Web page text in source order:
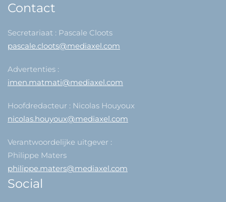
Contact
Secretariaat : Pascale Cloots
pascale.cloots@mediaxel.com
Advertenties :
imen.matmati@mediaxel.com
Hoofdredacteur : Nicolas Houyoux
nicolas.houyoux@mediaxel.com
Verantwoordelijke uitgever :
Philippe Maters
philippe.maters@mediaxel.com
Social